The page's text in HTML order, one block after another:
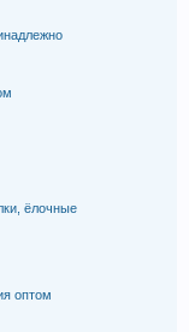
ёлочные
оптом